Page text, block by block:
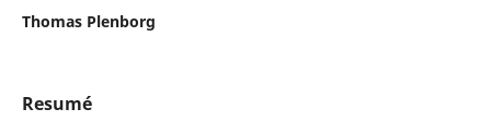
Thomas Plenborg
Resumé